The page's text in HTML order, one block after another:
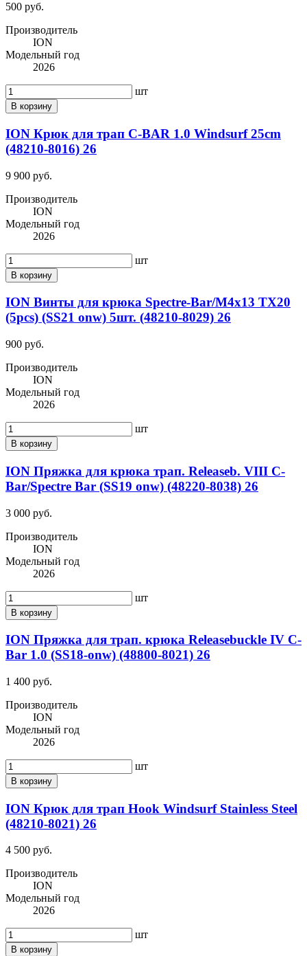
500 руб.
Производитель
ION
Модельный год
2026
шт
В корзину
ION Крюк для трап C-BAR 1.0 Windsurf 25cm
(48210-8016) 26
9 900 руб.
Производитель
ION
Модельный год
2026
шт
В корзину
ION Винты для крюка Spectre-Bar/M4x13 TX20
(5pcs) (SS21 onw) 5шт. (48210-8029) 26
900 руб.
Производитель
ION
Модельный год
2026
шт
В корзину
ION Пряжка для крюка трап. Releaseb. VIII C-
Bar/Spectre Bar (SS19 onw) (48220-8038) 26
3 000 руб.
Производитель
ION
Модельный год
2026
шт
В корзину
ION Пряжка для трап. крюка Releasebuckle IV C-
Bar 1.0 (SS18-onw) (48800-8021) 26
1 400 руб.
Производитель
ION
Модельный год
2026
шт
В корзину
ION Крюк для трап Hook Windsurf Stainless Steel
(48210-8021) 26
4 500 руб.
Производитель
ION
Модельный год
2026
шт
В корзину